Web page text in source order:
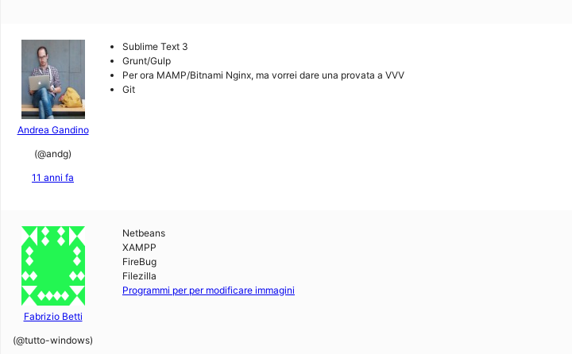
Andrea Gandino
(@andg)
11 anni fa
Sublime Text 3
Grunt/Gulp
Per ora MAMP/Bitnami Nginx, ma vorrei dare una provata a VVV
Git
Fabrizio Betti
(@tutto-windows)
Netbeans
XAMPP
FireBug
Filezilla
Programmi per per modificare immagini